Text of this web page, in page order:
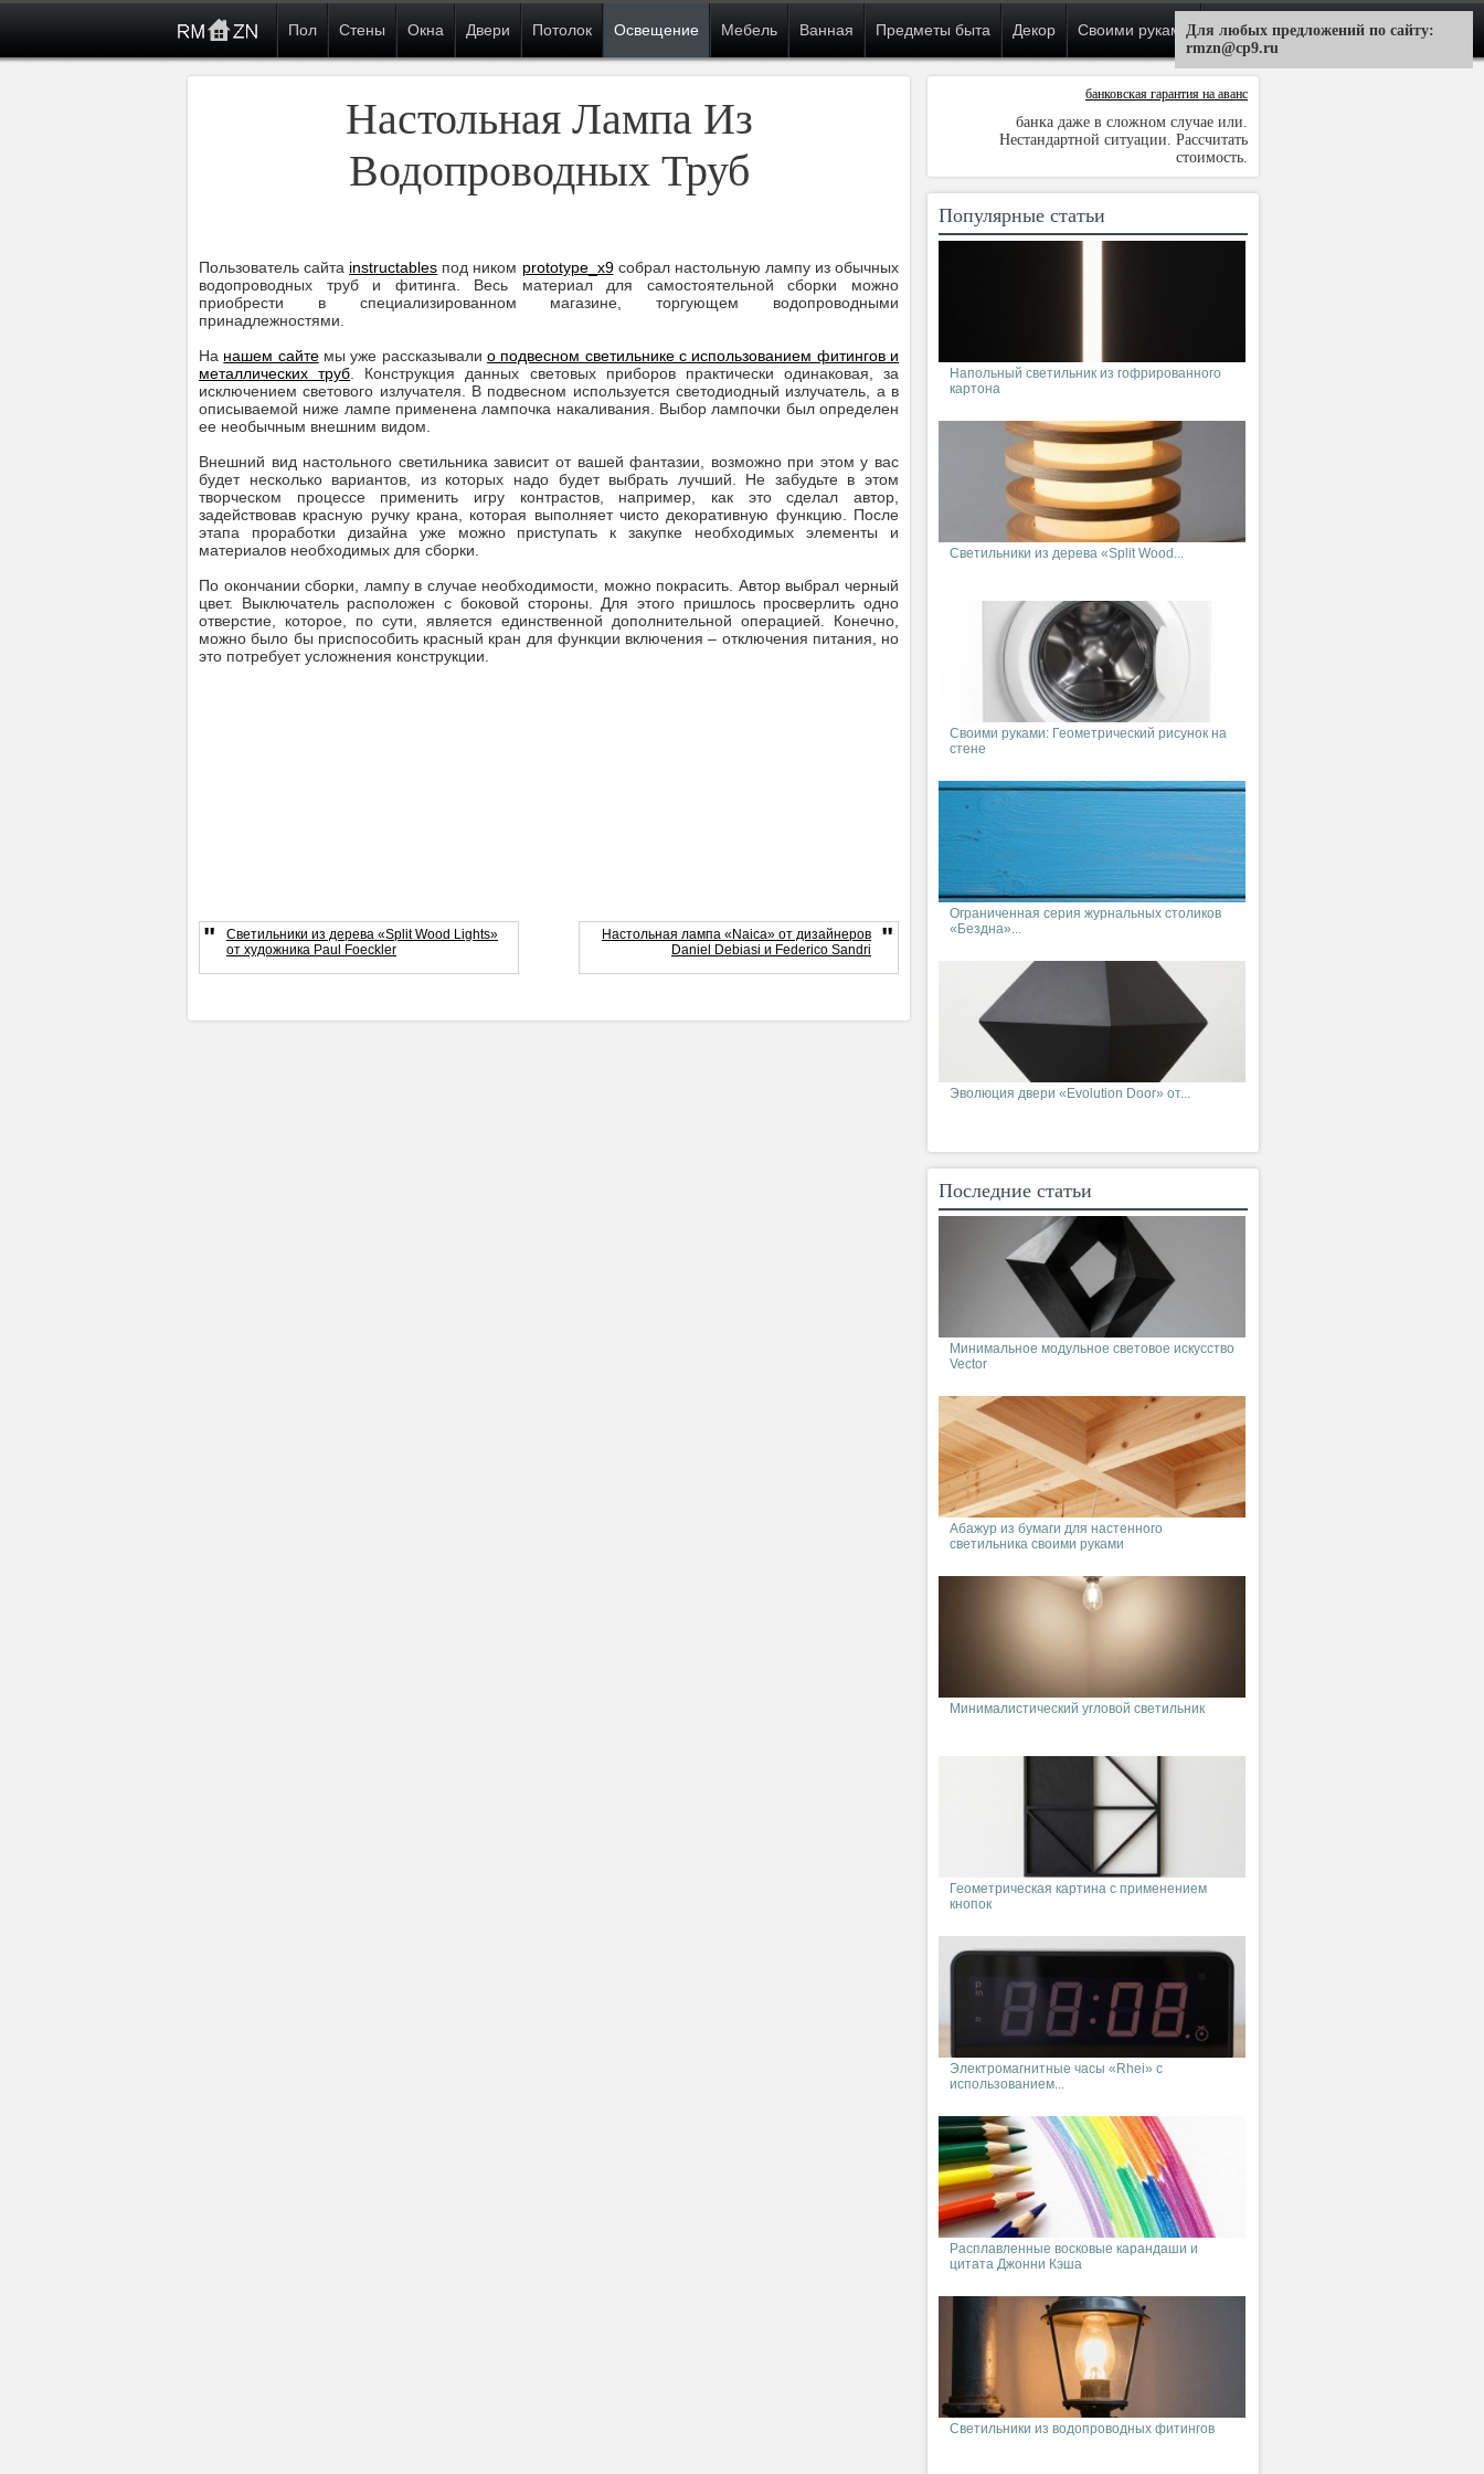
Пол Стены Окна Двери Потолок Освещение Мебель Ванная Предметы быта Декор Своими руками
Настольная Лампа Из
Водопроводных Труб
Пользователь сайта instructables под ником prototype_x9собрал настольную лампу из обычных
водопроводных труб и фитинга. Весь материал для самостоятельной сборки можно
приобрести в специализированном магазине, торгующем водопроводными
принадлежностями.
На нашем сайтемы уже рассказывалио подвесном светильнике с использованием фитингов и
металлических труб . Конструкция данных световых приборов практически одинаковая, за
исключением светового излучателя. В подвесном используется светодиодный излучатель, а в
описываемой ниже лампе применена лампочка накаливания. Выбор лампочки был определен
ее необычным внешним видом.
Внешний вид настольного светильника зависит от вашей фантазии, возможно при этом у вас
будет несколько вариантов, из которых надо будет выбрать лучший. Не забудьте в этом
творческом процессе применить игру контрастов, например, как это сделал автор,
задействовав красную ручку крана, которая выполняет чисто декоративную функцию. После
этапа проработки дизайна уже можно приступать к закупке необходимых элементы и
материалов необходимых для сборки.
По окончании сборки, лампу в случае необходимости, можно покрасить. Автор выбрал черный
цвет. Выключатель расположен с боковой стороны. Для этого пришлось просверлить одно
отверстие, которое, по сути, является единственной дополнительной операцией. Конечно,
можно было бы приспособить красный кран для функции включения – отключения питания, но
это потребует усложнения конструкции.
"
Светильники из дерева «Split Wood Lights»
от художника Paul Foeckler
"
Настольная лампа «Naica» от дизайнеров
Daniel Debiasi и Federico Sandri
банковская гарантия на аванс
банка даже в сложном случае или.
Нестандартной ситуации. Рассчитать
стоимость.
Популярные статьи
Напольный светильник из гофрированного
картона
Светильники из дерева «Split Wood...
Своими руками: Геометрический рисунок на
стене
Ограниченная серия журнальных столиков
«Бездна»...
Эволюция двери «Evolution Door» от...
Последние статьи
Минимальное модульное световое искусство
Vector
Абажур из бумаги для настенного
светильника своими руками
Минималистический угловой светильник
Геометрическая картина с применением
кнопок
Электромагнитные часы «Rhei» с
использованием...
Расплавленные восковые карандаши и
цитата Джонни Кэша
Светильники из водопроводных фитингов
Для любых предложений по сайту:
rmzn@cp9.ru